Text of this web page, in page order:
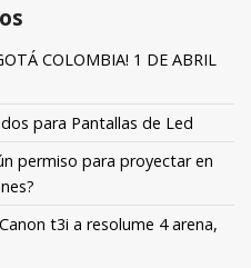
COLOMBIA! 1 DE ABRIL
para Pantallas de Led
permiso para proyectar en
t3i a resolume 4 arena,